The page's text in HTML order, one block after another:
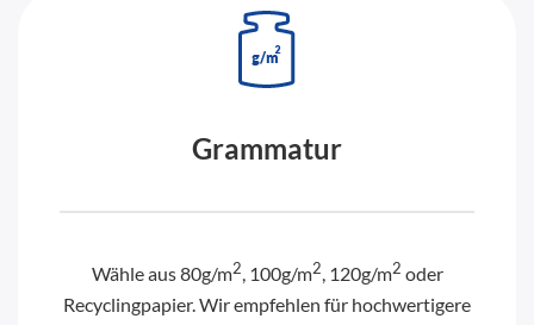
Grammatur
Wähle aus 80g/m2, 100g/m2, 120g/m2 oder
Recyclingpapier. Wir empfehlen für hochwertigere